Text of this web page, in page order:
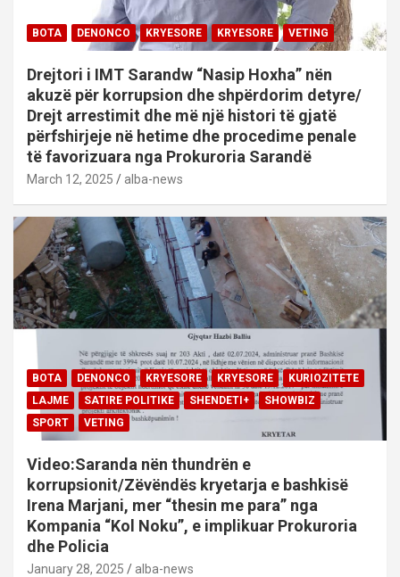
BOTA DENONCO KRYESORE KRYESORE VETING
Drejtori i IMT Sarandw “Nasip Hoxha” nën
akuzë për korrupsion dhe shpërdorim detyre/
Drejt arrestimit dhe më një histori të gjatë
përfshirjeje në hetime dhe procedime penale
të favorizuara nga Prokuroria Sarandë
March 12, 2025 alba-news
BOTA DENONCO KRYESORE KRYESORE
KURIOZITETE
LAJME
SATIRE POLITIKE SHENDETI+
SHOWBIZ
SPORT
VETING
Video:Saranda nën thundrën e
korrupsionit/Zëvëndës kryetarja e bashkisë
Irena Marjani, mer “thesin me para” nga
Kompania “Kol Noku”, e implikuar Prokuroria
dhe Policia
January 28, 2025 alba-news